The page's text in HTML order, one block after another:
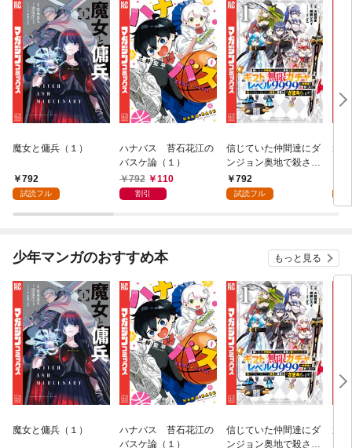
魔女と傭兵（１）
792
試読フル
ハナバス 苔石花江の
バスケ論（１）
792
110
割引
信じていた仲間達にダ
ンジョン奥地で殺され
かけたがギフト『無限
ガチャ』でレベル９９
『ざまぁ！』します！
792
試読フル
追
強
～
（
少年マンガのおすすめ本 もっと見る
魔女と傭兵（１）
ハナバス 苔石花江の
バスケ論（１）
信じていた仲間達にダ
ンジョン奥地で殺され
追